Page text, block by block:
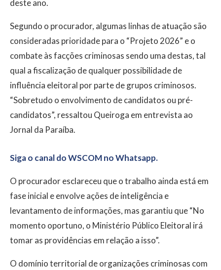
deste ano.
Segundo o procurador, algumas linhas de atuação são
consideradas prioridade para o “Projeto 2026” e o
combate às facções criminosas sendo uma destas, tal
qual a fiscalização de qualquer possibilidade de
influência eleitoral por parte de grupos criminosos.
“Sobretudo o envolvimento de candidatos ou pré-
candidatos”, ressaltou Queiroga em entrevista ao
Jornal da Paraíba.
Siga o canal do WSCOM no Whatsapp.
O procurador esclareceu que o trabalho ainda está em
fase inicial e envolve ações de inteligência e
levantamento de informações, mas garantiu que “No
momento oportuno, o Ministério Público Eleitoral irá
tomar as providências em relação a isso”.
O domínio territorial de organizações criminosas com